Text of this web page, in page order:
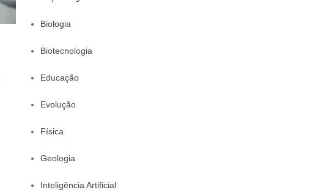
Biologia
Biotecnologia
Educação
Evolução
Física
Geologia
Inteligência Artificial